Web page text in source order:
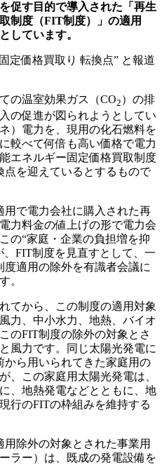
促す目的で導入された「再生
制度（FIT制度）」の適用
しています。
定価格買取り 転換点” と報道
の温室効果ガス（CO2 ）の排
の促進が図られようとしてい
）電力を、現用の化石燃料を
較べて何倍も高い価格で電力
エネルギー固定価格買取制度
点を迎えているとするもので
で電力会社に購入された再
力料金の値上げの形で電力会
の“家庭・企業の負担増を抑
FIT制度を見直すとして、一
適用の除外を有識者会議に
。
てから、この制度の適用対象
力、中小水力、地熱、バイオ
のFIT制度の除外の対象とさ
風力です。同じ太陽光発電に
ら用いられてきた家庭用の
、この家庭用太陽光発電は、
、地熱発電などとともに、地
行のFITの枠組みを維持する
除外の対象とされた事業用
ラー）は、既成の発電設備を